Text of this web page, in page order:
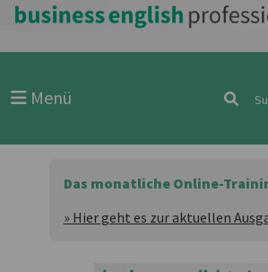
Menü
Das monatliche Online-
» Hier geht es zur aktuellen